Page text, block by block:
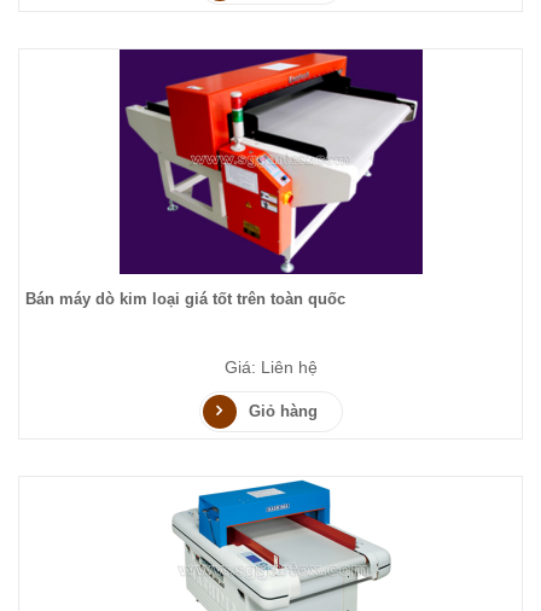
Bán máy dò kim loại giá tốt trên toàn quốc
Giá: Liên hệ
Giỏ hàng